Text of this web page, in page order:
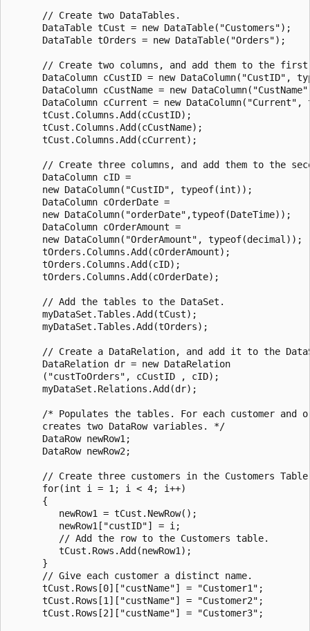
      // Create two DataTables.
      DataTable tCust = new DataTable("Customers");
      DataTable tOrders = new DataTable("Orders");
// Create two columns, and add them to the
DataColumn cCustID = new DataColumn("CustID",
DataColumn cCustName = new
DataColumn cCurrent = new DataColumn("Current",
      tCust.Columns.Add(cCustID);
      tCust.Columns.Add(cCustName);
      tCust.Columns.Add(cCurrent);
// Create three columns, and add them to the
      DataColumn cID =
      new DataColumn("CustID", typeof(int));
      DataColumn cOrderDate =
      new DataColumn("orderDate",typeof(DateTime));
      DataColumn cOrderAmount =
      new DataColumn("OrderAmount", typeof(decimal));
      tOrders.Columns.Add(cOrderAmount);
      tOrders.Columns.Add(cID);
      tOrders.Columns.Add(cOrderDate);
      // Add the tables to the DataSet.
      myDataSet.Tables.Add(tCust);
      myDataSet.Tables.Add(tOrders);
// Create a DataRelation, and add it to the
      DataRelation dr = new DataRelation
      ("custToOrders", cCustID , cID);
      myDataSet.Relations.Add(dr);
/* Populates the tables. For each customer and
      creates two DataRow variables. */
      DataRow newRow1;
      DataRow newRow2;
// Create three customers in the Customers
      for(int i = 1; i < 4; i++)
      {
         newRow1 = tCust.NewRow();
         newRow1["custID"] = i;
         // Add the row to the Customers table.
         tCust.Rows.Add(newRow1);
      }
      // Give each customer a distinct name.
      tCust.Rows[0]["custName"] = "Customer1";
      tCust.Rows[1]["custName"] = "Customer2";
      tCust.Rows[2]["custName"] = "Customer3";